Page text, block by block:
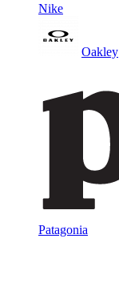
Nike
Oakley
Patagonia